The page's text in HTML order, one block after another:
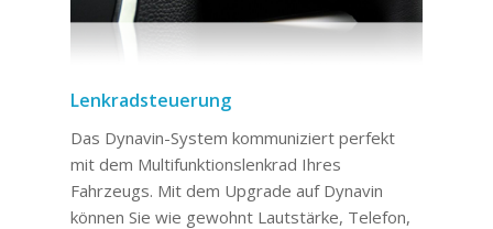
Lenkradsteuerung
Das Dynavin-System kommuniziert perfekt
mit dem Multifunktionslenkrad Ihres
Fahrzeugs. Mit dem Upgrade auf Dynavin
können Sie wie gewohnt Lautstärke, Telefon,